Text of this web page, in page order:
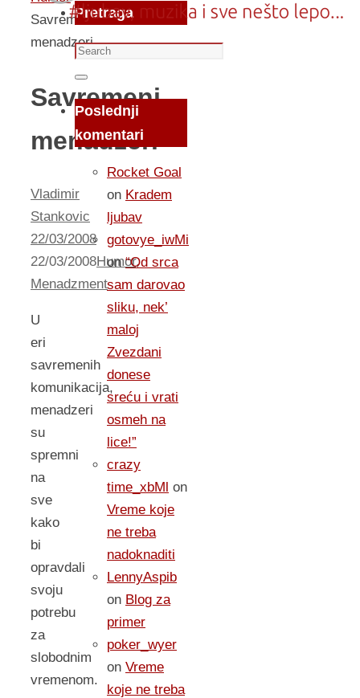
Savremeni
menadzeri
Savremeni
menadzeri
Vladimir
Stankovic
22/03/2008
22/03/2008Humor,
Menadzment
U
eri
savremenih
komunikacija,
menadzeri
su
spremni
na
sve
kako
bi
opravdali
svoju
potrebu
za
slobodnim
vremenom.
Pretraga
Search
for:
Search
Poslednji
komentari
Rocket Goal
on Kradem
ljubav
gotovye_iwMi
on“Od srca
sam darovao
sliku, nek’
maloj
Zvezdani
donese
sreću i vrati
osmeh na
lice!”
crazy
time_xbMl on
Vreme koje
ne treba
nadoknaditi
LennyAspib
on Blog za
primer
poker_wyer
on Vreme
koje ne treba